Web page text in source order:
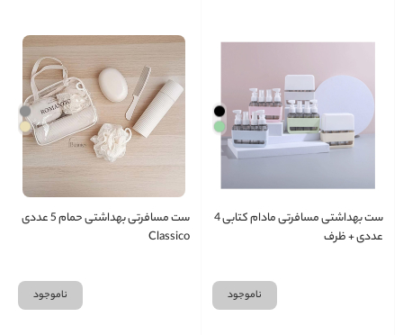
ست بهداشتی مسافرتی مادام کتابی 4
عددی + ظرف
ناموجود
ست مسافرتی بهداشتی حمام 5 عددی
Classico
ناموجود